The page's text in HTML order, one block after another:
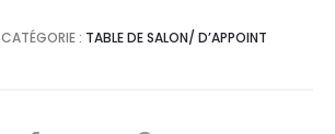
CATÉGORIE : TABLE DE SALON/ D’APPOINT